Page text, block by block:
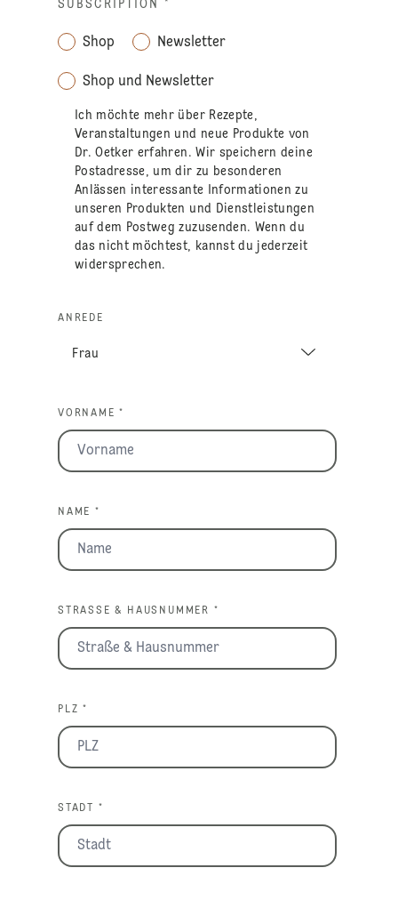
SUBSCRIPTION *
Shop Newsletter
Shop und Newsletter
Ich möchte mehr über Rezepte,
Veranstaltungen und neue Produkte von
Dr. Oetker erfahren. Wir speichern deine
Postadresse, um dir zu besonderen
Anlässen interessante Informationen zu
unseren Produkten und Dienstleistungen
auf dem Postweg zuzusenden. Wenn du
das nicht möchtest, kannst du jederzeit
widersprechen.
ANREDE
VORNAME *
NAME *
STRASSE & HAUSNUMMER *
PLZ *
STADT *